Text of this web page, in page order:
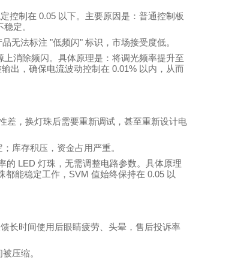
控制在 0.05 以下。主要原因是：普通控制板
定。
无法标注 "低频闪" 标识，市场接受度低。
上消除频闪。具体原理是：将调光频率提升至
出，确保电流波动控制在 0.01% 以内，从而
差，换灯珠后需要重新调试，甚至重新设计电
库存积压，资金占用严重。
的 LED 灯珠，无需调整电路参数。具体原理
都能稳定工作， SVM 值始终保持在 0.05 以
长时间使用后眼睛疲劳、头晕，售后投诉率
压缩。